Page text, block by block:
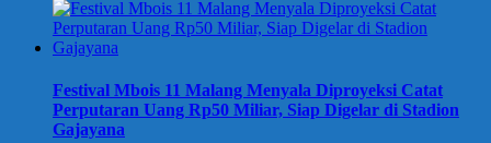
Festival Mbois 11 Malang Menyala Diproyeksi Catat
Perputaran Uang Rp50 Miliar, Siap Digelar di Stadion
Gajayana